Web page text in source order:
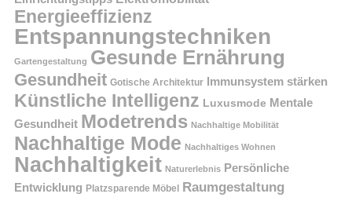
Energieeffizienz
Entspannungstechniken
Gartengestaltung Gesunde Ernährung
Gesundheit Gotische Architektur Immunsystem stärken
Künstliche Intelligenz Luxusmode Mentale
Gesundheit Modetrends Nachhaltige Mobilität
Nachhaltige Mode Nachhaltiges Wohnen
Nachhaltigkeit Naturerlebnis Persönliche
Entwicklung Platzsparende Möbel Raumgestaltung